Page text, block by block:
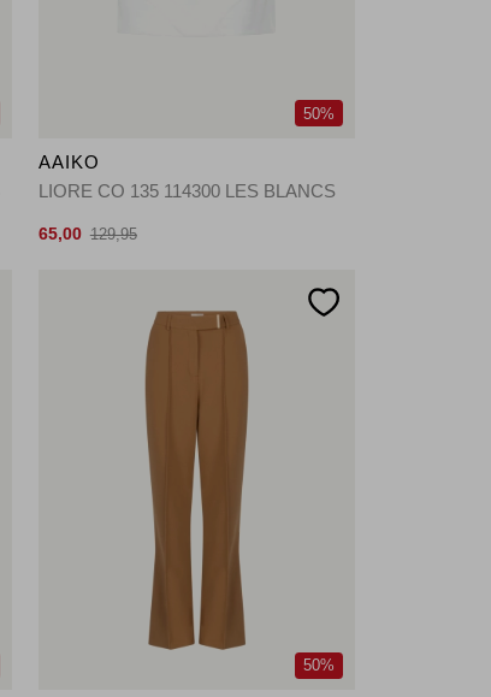
50%
AAIKO
LIORE CO 135 114300 LES BLANCS
65,00 129,95
50%